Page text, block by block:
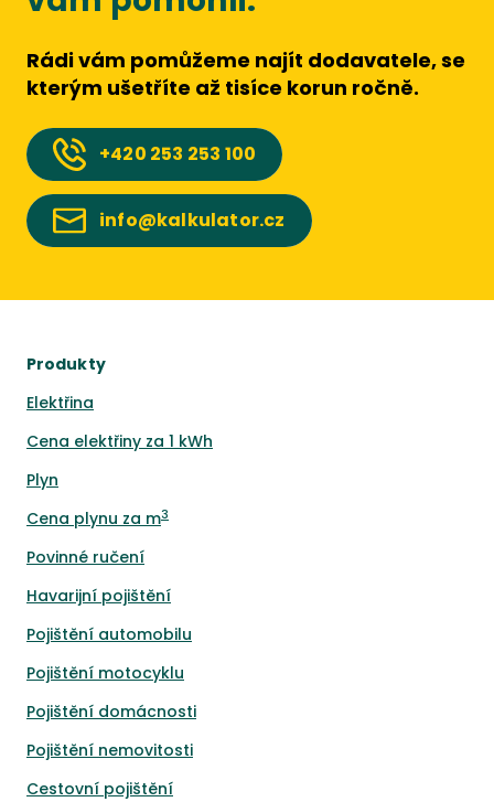
Rádi vám pomůžeme najít dodavatele, se
kterým ušetříte až tisíce korun ročně.
+420 253 253 100
info@kalkulator.cz
Produkty
Elektřina
Cena elektřiny za 1 kWh
Plyn
Cena plynu za m3
Povinné ručení
Havarijní pojištění
Pojištění automobilu
Pojištění motocyklu
Pojištění domácnosti
Pojištění nemovitosti
Cestovní pojištění